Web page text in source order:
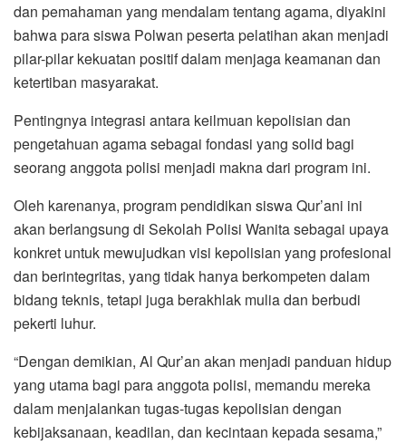
dan pemahaman yang mendalam tentang agama, diyakini
bahwa para siswa Polwan peserta pelatihan akan menjadi
pilar-pilar kekuatan positif dalam menjaga keamanan dan
ketertiban masyarakat.
Pentingnya integrasi antara keilmuan kepolisian dan
pengetahuan agama sebagai fondasi yang solid bagi
seorang anggota polisi menjadi makna dari program ini.
Oleh karenanya, program pendidikan siswa Qur’ani ini
akan berlangsung di Sekolah Polisi Wanita sebagai upaya
konkret untuk mewujudkan visi kepolisian yang profesional
dan berintegritas, yang tidak hanya berkompeten dalam
bidang teknis, tetapi juga berakhlak mulia dan berbudi
pekerti luhur.
“Dengan demikian, Al Qur’an akan menjadi panduan hidup
yang utama bagi para anggota polisi, memandu mereka
dalam menjalankan tugas-tugas kepolisian dengan
kebijaksanaan, keadilan, dan kecintaan kepada sesama,”